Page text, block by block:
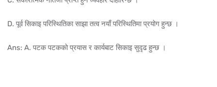
D. पूर्व सिकाइ परिस्थितिका साझा तत्व नयाँ परिस्थितिमा प्रयोग हुन्छ ।
Ans: A. पटक पटकको प्रयास र कार्यबाट सिकाइ सुदृढ हुन्छ ।